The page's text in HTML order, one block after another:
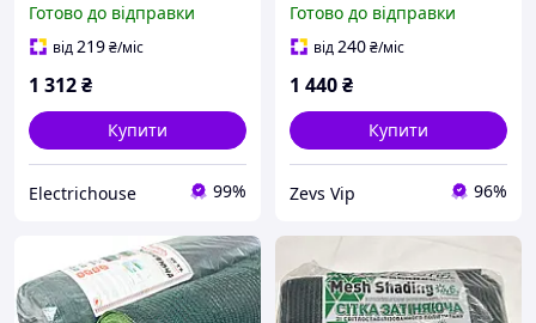
MaxiAgro Україна
Готово до відправки
від219₴/міс
1 312₴
Купити
Electrichouse 99%
від сонця
Готово до відправки
від240₴/міс
1 440₴
Купити
Zevs Vip 96%